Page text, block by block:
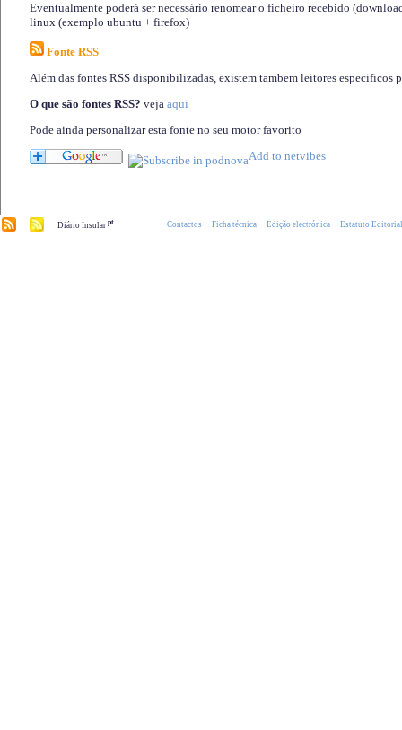
Eventualmente poderá ser necessário renomear o ficheiro recebido
linux (exemplo ubuntu + firefox)
Fonte RSS
Além das fontes RSS disponibilizadas, existem tambem leitores especificos
O que são fontes RSS? veja aqui
Pode ainda personalizar esta fonte no seu motor favorito
Diário Insular.pt Contactos Ficha técnica Edição electrónica Estatuto Editorial